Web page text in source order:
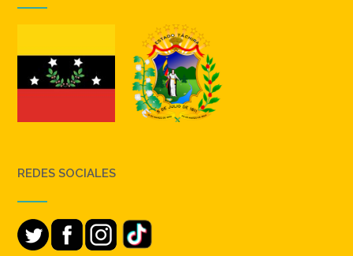
REDES SOCIALES